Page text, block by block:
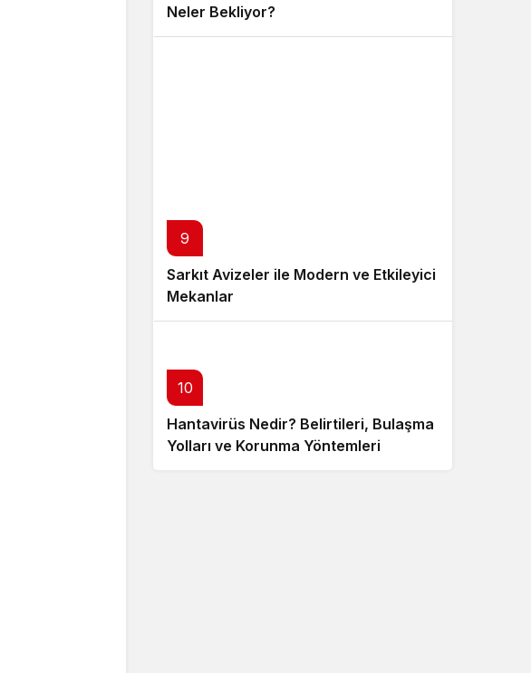
Neler Bekliyor?
9
Sarkıt Avizeler ile Modern ve Etkileyici
Mekanlar
10
Hantavirüs Nedir? Belirtileri, Bulaşma
Yolları ve Korunma Yöntemleri